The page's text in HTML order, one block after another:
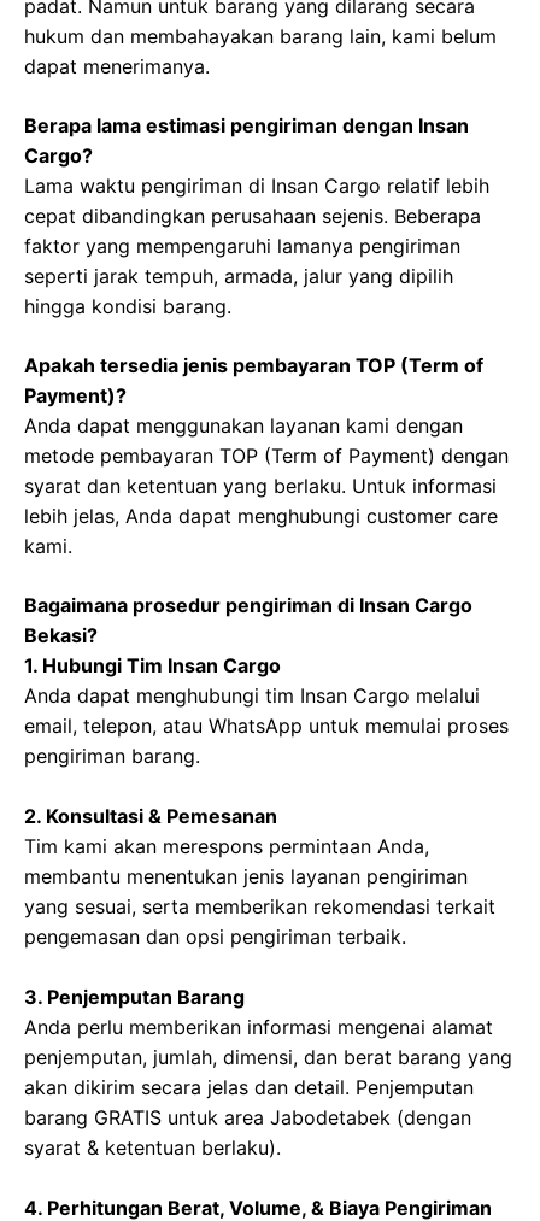
padat. Namun untuk barang yang dilarang secara
hukum dan membahayakan barang lain, kami belum
dapat menerimanya.
Berapa lama estimasi pengiriman dengan Insan
Cargo?
Lama waktu pengiriman di Insan Cargo relatif lebih
cepat dibandingkan perusahaan sejenis. Beberapa
faktor yang mempengaruhi lamanya pengiriman
seperti jarak tempuh, armada, jalur yang dipilih
hingga kondisi barang.
Apakah tersedia jenis pembayaran TOP (Term of
Payment)?
Anda dapat menggunakan layanan kami dengan
metode pembayaran TOP (Term of Payment) dengan
syarat dan ketentuan yang berlaku. Untuk informasi
lebih jelas, Anda dapat menghubungi customer care
kami.
Bagaimana prosedur pengiriman di Insan Cargo
Bekasi?
1. Hubungi Tim Insan Cargo
Anda dapat menghubungi tim Insan Cargo melalui
email, telepon, atau WhatsApp untuk memulai proses
pengiriman barang.
2. Konsultasi & Pemesanan
Tim kami akan merespons permintaan Anda,
membantu menentukan jenis layanan pengiriman
yang sesuai, serta memberikan rekomendasi terkait
pengemasan dan opsi pengiriman terbaik.
3. Penjemputan Barang
Anda perlu memberikan informasi mengenai alamat
penjemputan, jumlah, dimensi, dan berat barang yang
akan dikirim secara jelas dan detail. Penjemputan
barang GRATIS untuk area Jabodetabek (dengan
syarat & ketentuan berlaku).
4. Perhitungan Berat, Volume, & Biaya Pengiriman